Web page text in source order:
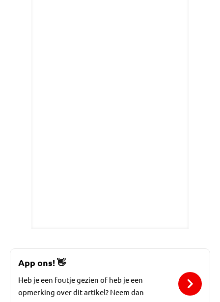
App ons!👋
Heb je een foutje gezien of heb je een
opmerking over dit artikel? Neem dan